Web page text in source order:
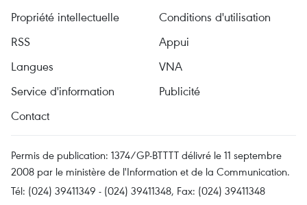
Propriété intellectuelle
Conditions d'utilisation
RSS
Appui
Langues
VNA
Service d'information
Publicité
Contact
Permis de publication: 1374/GP-BTTTT délivré le 11 septembre
2008 par le ministère de l'Information et de la Communication.
Tél: (024) 39411349 - (024) 39411348, Fax: (024) 39411348